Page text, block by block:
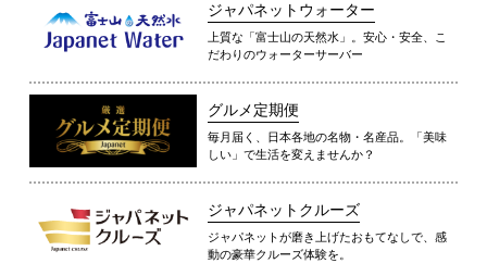
ジャパネットウォーター
上質な「富士山の天然水」。安心・安全、こ
だわりのウォーターサーバー
グルメ定期便
毎月届く、日本各地の名物・名産品。「美味
しい」で生活を変えませんか？
ジャパネットクルーズ
ジャパネットが磨き上げたおもてなしで、感
動の豪華クルーズ体験を。